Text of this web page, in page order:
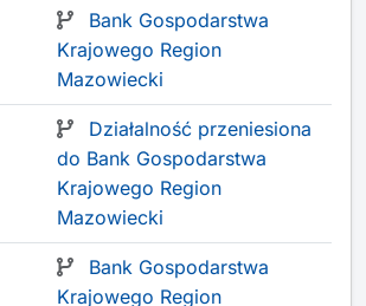
Bank Gospodarstwa
Krajowego Region
Mazowiecki
Działalność przeniesiona
do Bank Gospodarstwa
Krajowego Region
Mazowiecki
Bank Gospodarstwa
Krajowego Region